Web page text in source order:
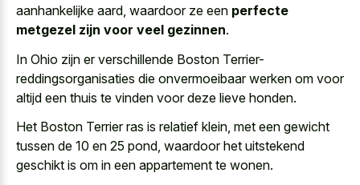
aanhankelijke aard, waardoor ze een perfecte
metgezel zijn voor veel gezinnen.
In Ohio zijn er verschillende Boston Terrier-
reddingsorganisaties die onvermoeibaar werken om voor
altijd een thuis te vinden voor deze lieve honden.
Het Boston Terrier ras is relatief klein, met een gewicht
tussen de 10 en 25 pond, waardoor het uitstekend
geschikt is om in een appartement te wonen.